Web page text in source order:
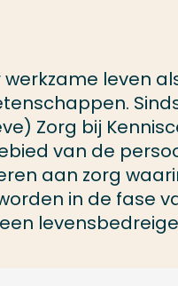
leven
Zorg bij
van de
aan zorg
in de fase